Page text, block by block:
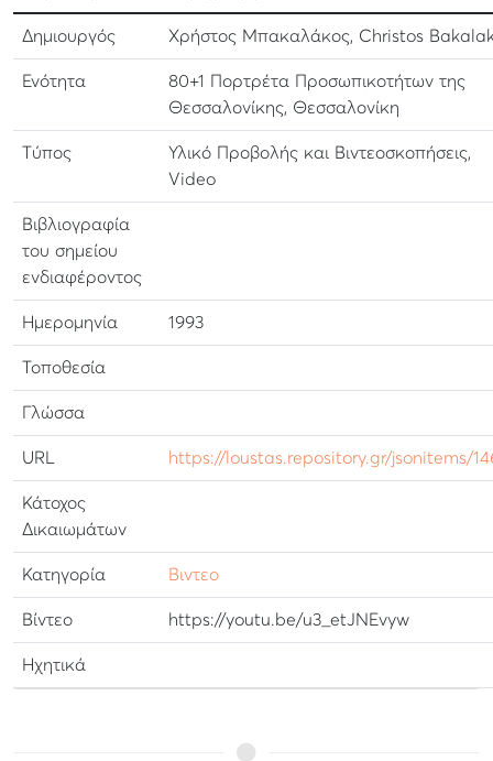
Δημιουργός Χρήστος Μπακαλάκος, Christos
Ενότητα
80+1 Πορτρέτα Προσωπικοτήτων της
Θεσσαλονίκης, Θεσσαλονίκη
Τύπος
Υλικό Προβολής και Βιντεοσκοπήσεις,
Video
Βιβλιογραφία
του σημείου
ενδιαφέροντος
Ημερομηνία 1993
Τοποθεσία
Γλώσσα
URL https://loustas.repository.gr/jsonitems/
Κάτοχος
Δικαιωμάτων
Κατηγορία Βιντεο
Βίντεο https://youtu.be/u3_etJNEvyw
Ηχητικά